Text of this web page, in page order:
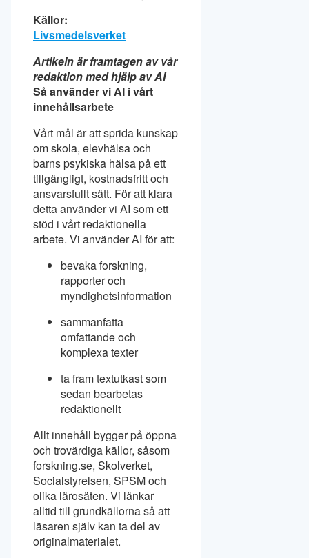
Källor:
Livsmedelsverket
Artikeln är framtagen av vår
redaktion med hjälp av AI
Så använder vi AI i vårt
innehållsarbete
Vårt mål är att sprida kunskap
om skola, elevhälsa och
barns psykiska hälsa på ett
tillgängligt, kostnadsfritt och
ansvarsfullt sätt. För att klara
detta använder vi AI som ett
stöd i vårt redaktionella
arbete. Vi använder AI för att:
bevaka forskning,
rapporter och
myndighetsinformation
sammanfatta
omfattande och
komplexa texter
ta fram textutkast som
sedan bearbetas
redaktionellt
Allt innehåll bygger på öppna
och trovärdiga källor, såsom
forskning.se, Skolverket,
Socialstyrelsen, SPSM och
olika lärosäten. Vi länkar
alltid till grundkällorna så att
läsaren själv kan ta del av
originalmaterialet.